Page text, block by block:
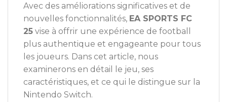
Avec des améliorations significatives et de
nouvelles fonctionnalités, EA SPORTS FC
25 vise à offrir une expérience de football
plus authentique et engageante pour tous
les joueurs. Dans cet article, nous
examinerons en détail le jeu, ses
caractéristiques, et ce qui le distingue sur la
Nintendo Switch.